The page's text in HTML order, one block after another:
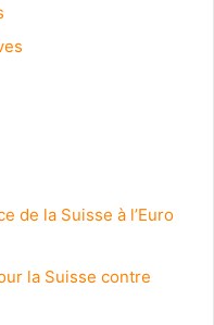
de la Suisse à l’Euro
la Suisse contre